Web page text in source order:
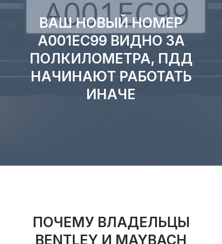
ВАШ НОВЫЙ НОМЕР
А001ЕС99 ВИДНО ЗА
ПОЛКИЛОМЕТРА, ПДД
НАЧИНАЮТ РАБОТАТЬ
ИНАЧЕ
ПОЧЕМУ ВЛАДЕЛЬЦЫ
BENTLEY И MAYBACH